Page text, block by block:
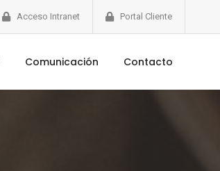
Acceso Intranet Portal Cliente
Comunicación Contacto